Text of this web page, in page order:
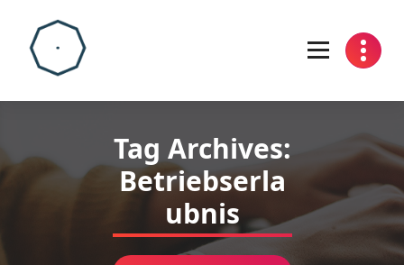
content
Tag Archives:
Betriebserla
ubnis